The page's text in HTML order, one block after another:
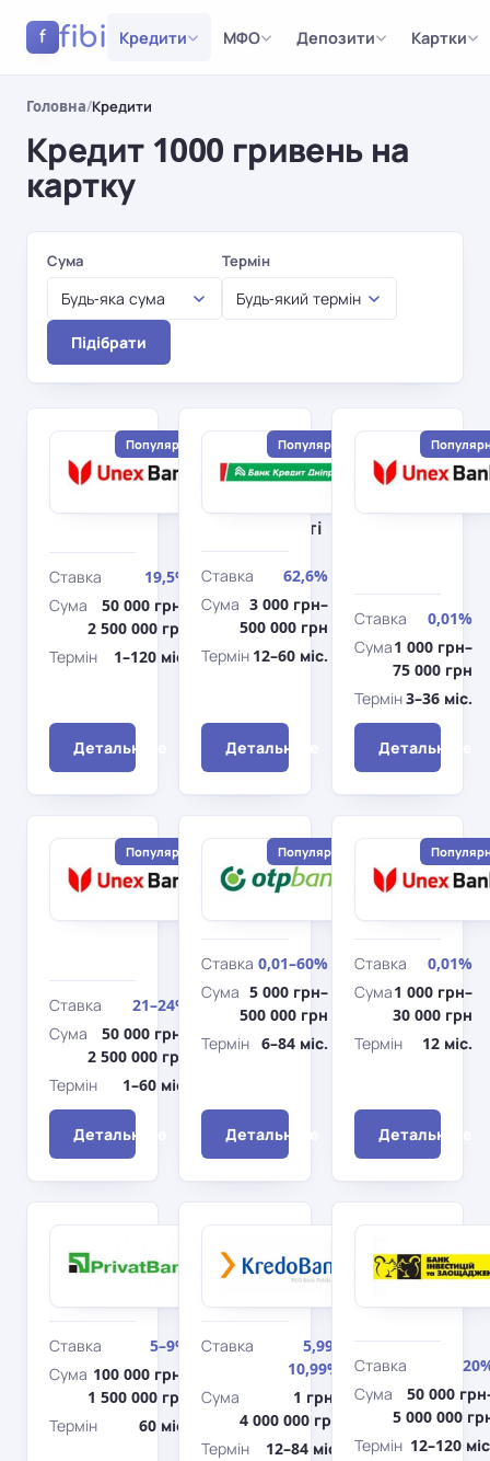
f fibi Кредити МФО Депозити Картки
Головна/Кредити
Кредит 1000 гривень на
картку
Сума
Будь-яка сума
Термін
Будь-який термін
Підібрати
Популярний
Юнекс
Банк
нерухомості
Ставка
19,5%
Сума
50 000 грн–
2 500 000 грн
Термін
1–120 міс.
Детальніше
Популярний
Банк
Кредит
Ставка
62,6%
Сума 3 000 грн–
500 000 грн
Термін 12–60 міс.
Детальніше
Ставка
0,01%
Сума1 000 грн–
75 000 грн
Термін3–36 міс.
Детальніше
Популярний
Юнекс
Банк
авто
Ставка
21–24%
Сума
50 000 грн–
2 500 000 грн
Термін
1–60 міс.
Детальніше
Популярний
ОТП
Банк
Ставка 0,01–60%
Сума 5 000 грн–
500 000 грн
Термін 6–84 міс.
Детальніше
Ставка
0,01%
Сума1 000 грн–
30 000 грн
Термін
12 міс.
Детальніше
Доступні
кредити
Ставка
5–9%
Сума 100 000 грн–
1 500 000 грн
Термін
60 міс.
Kredo
TOP
Ставка
5,99–
10,99%
Сума
1 грн–
4 000 000 грн
Термін
12–84 міс.
Ставка
Сума
50 000
5 000 000
Термін 12–120